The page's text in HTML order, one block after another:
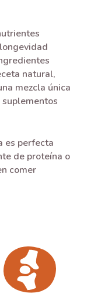
natural,
mezcla única
es perfecta
de proteína o
comer